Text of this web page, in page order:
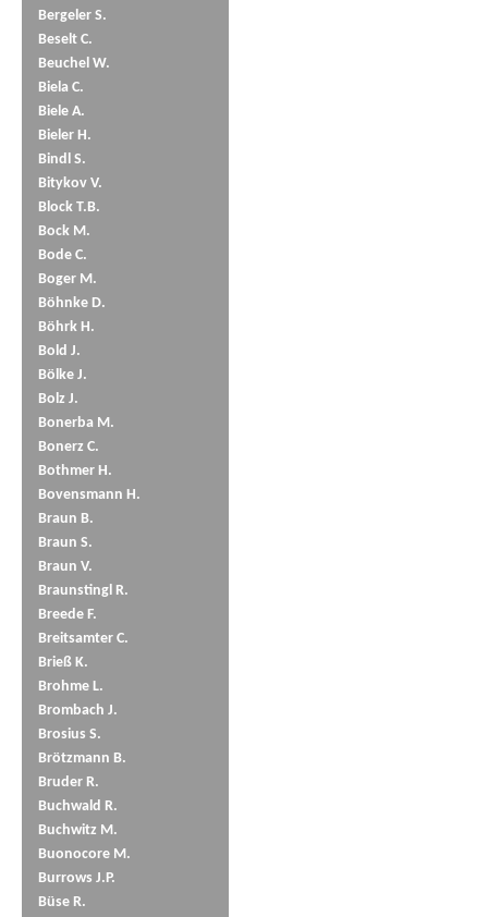
Bergeler S.
Beselt C.
Beuchel W.
Biela C.
Biele A.
Bieler H.
Bindl S.
Bitykov V.
Block T.B.
Bock M.
Bode C.
Boger M.
Böhnke D.
Böhrk H.
Bold J.
Bölke J.
Bolz J.
Bonerba M.
Bonerz C.
Bothmer H.
Bovensmann H.
Braun B.
Braun S.
Braun V.
Braunstingl R.
Breede F.
Breitsamter C.
Brieß K.
Brohme L.
Brombach J.
Brosius S.
Brötzmann B.
Bruder R.
Buchwald R.
Buchwitz M.
Buonocore M.
Burrows J.P.
Büse R.